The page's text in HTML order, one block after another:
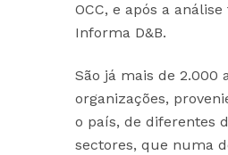
OCC, e após a
Informa D&B.
São já mais de 2.000
organizações,
o país, de diferentes
sectores, que numa